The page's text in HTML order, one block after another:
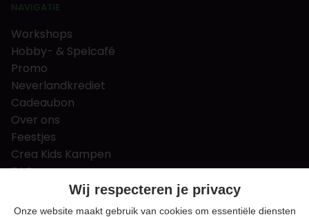
NAVIGATIE
Workshops
Hobby- & Spelcafé
Promo
Neverlandkrediet
Cadeaubon
Over ons
Feestjes
Crea Kids Kampen
FAQ
Tips & tricks
Contact
Wij respecteren je privacy
Onze website maakt gebruik van cookies om essentiële diensten